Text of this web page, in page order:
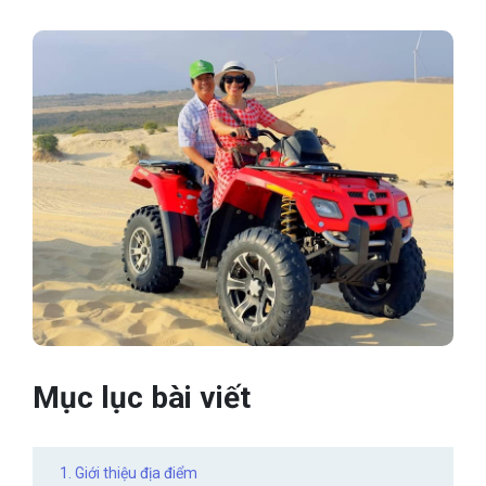
Mục lục bài viết
1. Giới thiệu địa điểm